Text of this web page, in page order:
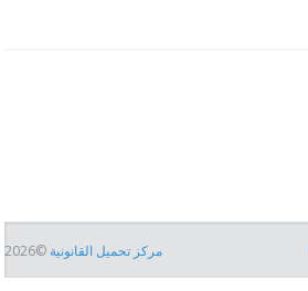
مركز تحميل القانونية ©2026